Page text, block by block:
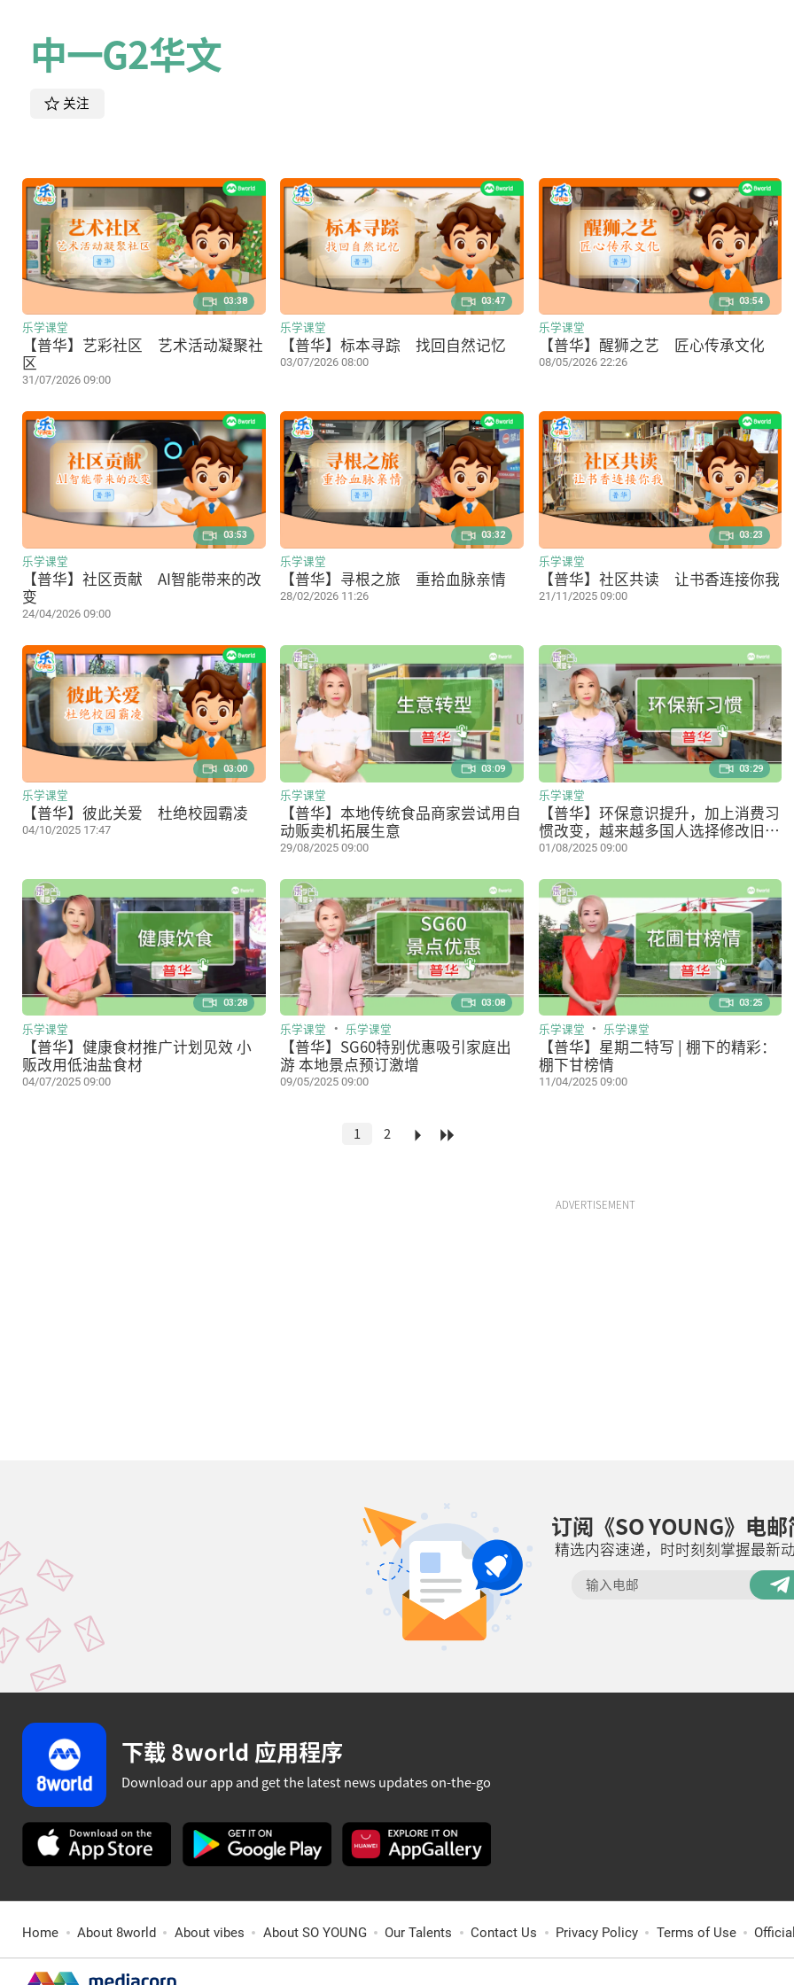
中一G2华文
关注
【普华】艺彩社区 艺术活动凝聚社
区
乐学课堂
31/07/2026 09:00
03:38
【普华】标本寻踪 找回自然记忆
乐学课堂
03/07/2026 08:00
03:47
【普华】醒狮之艺 匠心传承文化
乐学课堂
08/05/2026 22:26
03:54
【普华】社区贡献 AI智能带来的改
变
乐学课堂
24/04/2026 09:00
03:53
【普华】寻根之旅 重拾血脉亲情
乐学课堂
28/02/2026 11:26
03:32
【普华】社区共读 让书香连接你我
乐学课堂
21/11/2025 09:00
03:23
【普华】彼此关爱 杜绝校园霸凌
乐学课堂
04/10/2025 17:47
03:00
【普华】本地传统食品商家尝试用自
动贩卖机拓展生意
乐学课堂
29/08/2025 09:00
03:09
【普华】环保意识提升，加上消费习
惯改变，越来越多国人选择修改旧衣
服而非购买新衣
乐学课堂
01/08/2025 09:00
03:29
【普华】健康食材推广计划见效 小
贩改用低油盐食材
乐学课堂
04/07/2025 09:00
03:28
【普华】SG60特别优惠吸引家庭出
游 本地景点预订激增
乐学课堂 乐学课堂
09/05/2025 09:00
03:08
【普华】星期二特写 | 棚下的精彩：
棚下甘榜情
乐学课堂 乐学课堂
11/04/2025 09:00
03:25
1 2
ADVERTISEMENT
订阅《SO YOUNG》电
精选内容速递，时时刻刻掌握最新动
下载 8world 应用程序
Download our app and get the latest news updates on-the-go
Home About 8world About vibes About SO YOUNG Our Talents Contact Us Privacy Policy Terms of Use